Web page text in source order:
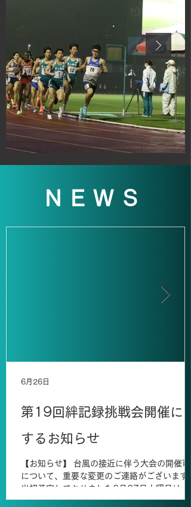
​NEWS
第19回絆記録挑戦会開催に関
するお知らせ
【お知らせ】 台風の接近に伴う大会の開催可
について、重要な変更のご連絡がございます
当初予定しておりました6月27日土曜日は、
場である町田ギオンスタジアムが指定避難場
6月26日